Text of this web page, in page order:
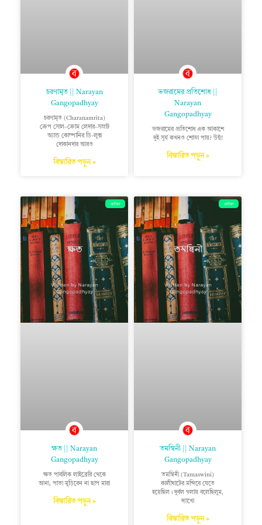
চরণামৃত || Narayan
Gangopadhyay
চরণামৃত (Charanamrita)
ক্রেপ সোল–ক্রোম লেদার–সম্রাট
অ্যান্ড কোম্পানির ডি-লুক্স
দোকানদার আরও
বিস্তারিত পড়ুন »
ভজরামের প্রতিশোধ ||
Narayan
Gangopadhyay
ভজরামের প্রতিশোধ এক আকাশে
দুই সূর্য কখনও শোভা পায়? উহুঁ!
বিস্তারিত পড়ুন »
ছোটগল্প
ক্ষত || Narayan
Gangopadhyay
ক্ষত পাবলিক লাইব্রেরি থেকে
আনা, পাতা মুড়িবেন না ছাপ মারা
বিস্তারিত পড়ুন »
ছোটগল্প
তমস্বিনী || Narayan
Gangopadhyay
তমস্বিনী (Tamaswini)
কালীঘাটের মন্দিরে যেতে
হয়েছিল। দুর্বল গলায় বলেছিলুম,
দ্যাখো
বিস্তারিত পড়ুন »